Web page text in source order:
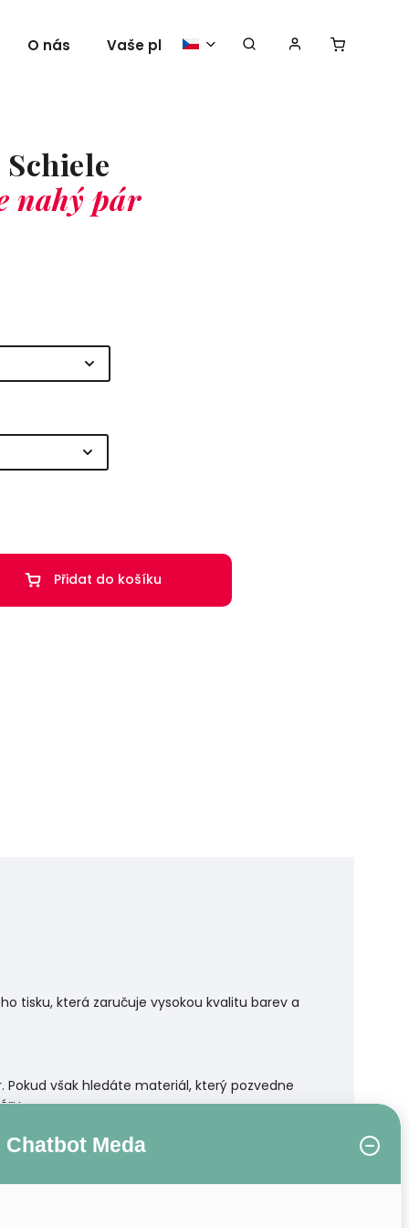
O nás Vaše plakáty
nahý pár
Přidat do košíku
tisku, která zaručuje vysokou kvalitu barev a
však hledáte materiál, který pozvedne
rám.
Chatbot Meda